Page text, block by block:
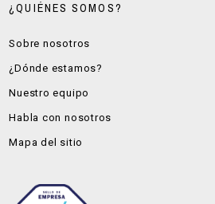
¿QUIÉNES SOMOS?
Sobre nosotros
¿Dónde estamos?
Nuestro equipo
Habla con nosotros
Mapa del sitio